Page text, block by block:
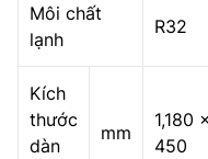
Môi chất
lạnh
R32
Kích
thước
dàn
mm
1,180
450